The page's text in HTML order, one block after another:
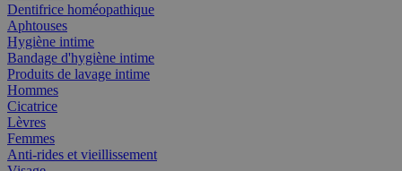
Dentifrice homéopathique
Aphtouses
Hygiène intime
Bandage d'hygiène intime
Produits de lavage intime
Hommes
Cicatrice
Lèvres
Femmes
Anti-rides et vieillissement